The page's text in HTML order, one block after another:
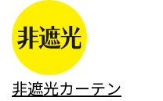
非遮光カーテン